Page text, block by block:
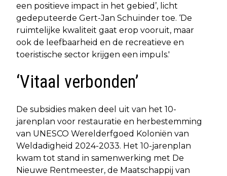
een positieve impact in het gebied’, licht
gedeputeerde Gert-Jan Schuinder toe. ‘De
ruimtelijke kwaliteit gaat erop vooruit, maar
ook de leefbaarheid en de recreatieve en
toeristische sector krijgen een impuls.'
‘Vitaal verbonden’
De subsidies maken deel uit van het 10-
jarenplan voor restauratie en herbestemming
van UNESCO Werelderfgoed Koloniën van
Weldadigheid 2024-2033. Het 10-jarenplan
kwam tot stand in samenwerking met De
Nieuwe Rentmeester, de Maatschappij van